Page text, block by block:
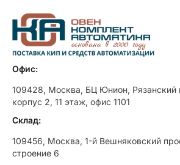
Офис:
109428, Москва, БЦ Юнион, Рязанский
корпус 2, 11 этаж, офис 1101
Склад:
109456, Москва, 1-й Вешняковский
строение 6